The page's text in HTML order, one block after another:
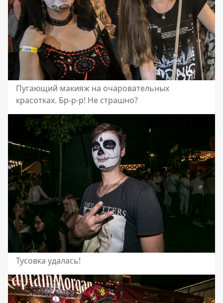
Пугающий макияж на очаровательных
красотках. Бр-р-р! Не страшно?
Тусовка удалась!